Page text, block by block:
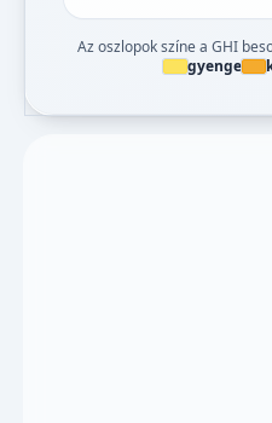
Az oszlopok színe a GHI
gyenge